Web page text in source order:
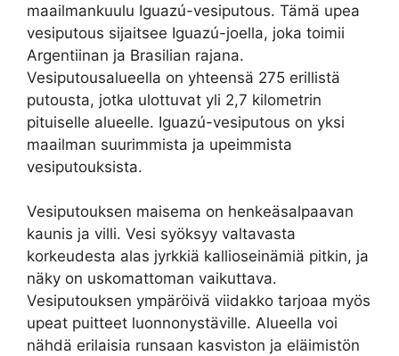
maailmankuulu Iguazú-vesiputous. Tämä upea
vesiputous sijaitsee Iguazú-joella, joka toimii
Argentiinan ja Brasilian rajana.
Vesiputousalueella on yhteensä 275 erillistä
putousta, jotka ulottuvat yli 2,7 kilometrin
pituiselle alueelle. Iguazú-vesiputous on yksi
maailman suurimmista ja upeimmista
vesiputouksista.
Vesiputouksen maisema on henkeäsalpaavan
kaunis ja villi. Vesi syöksyy valtavasta
korkeudesta alas jyrkkiä kallioseinämiä pitkin, ja
näky on uskomattoman vaikuttava.
Vesiputouksen ympäröivä viidakko tarjoaa myös
upeat puitteet luonnonystäville. Alueella voi
nähdä erilaisia ​​runsaan kasviston ja eläimistön